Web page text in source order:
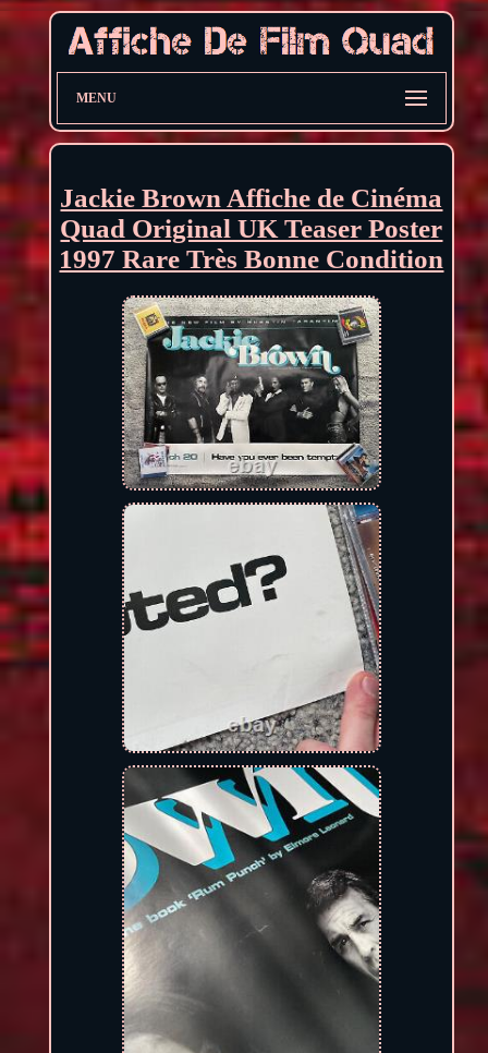
MENU
Jackie Brown Affiche de Cinéma
Quad Original UK Teaser Poster
1997 Rare Très Bonne Condition